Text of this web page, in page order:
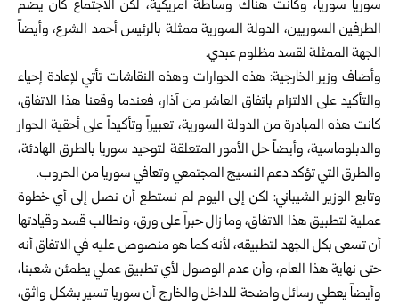
سورياً سورياً، وكانت هناك وساطة أمريكية، لكن الاجتماع كان يضم
الطرفين السوريين، الدولة السورية ممثلة بالرئيس أحمد الشرع، وأيضاً
الجهة الممثلة لقسد مظلوم عبدي.
وأضاف وزير الخارجية: هذه الحوارات وهذه النقاشات تأتي لإعادة إحياء
والتأكيد على الالتزام باتفاق العاشر من آذار، فعندما وقعنا هذا الاتفاق،
كانت هذه المبادرة من الدولة السورية، تعبيراً وتأكيداً على أحقية الحوار
والدبلوماسية، وأيضاً حل الأمور المتعلقة لتوحيد سوريا بالطرق الهادئة،
والطرق التي تؤكد دعم النسيج المجتمعي وتعافي سوريا من الحروب.
وتابع الوزير الشيباني: لكن إلى اليوم لم نستطع أن نصل إلى أي خطوة
عملية لتطبيق هذا الاتفاق، وما زال حبراً على ورق، ونطالب قسد وقيادتها
أن تسعى بكل الجهد لتطبيقه، لأنه كما هو منصوص عليه في الاتفاق أنه
حتى نهاية هذا العام، وأن عدم الوصول لأي تطبيق عملي يطمئن شعبنا،
وأيضاً يعطي رسائل واضحة للداخل والخارج أن سوريا تسير بشكل واثق،